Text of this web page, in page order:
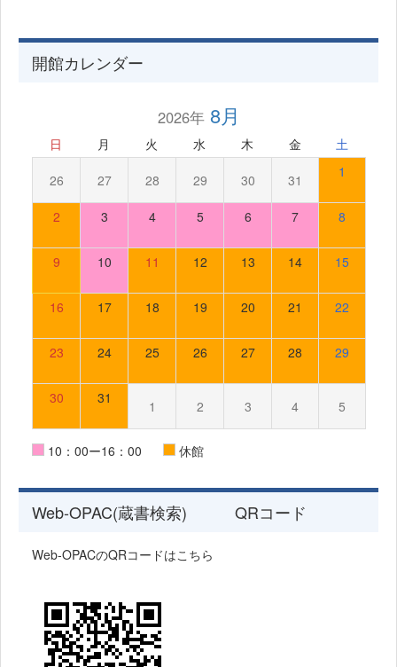
開館カレンダー
2026年8月
日 月 火 水 木 金 土
26 27 28 29 30 31 1
2 3 4 5 6 7 8
9 10 11 12 13 14 15
16 17 18 19 20 21 22
23 24 25 26 27 28 29
30 31 1 2 3 4 5
10：00ー16：00 休館
Web-OPAC(蔵書検索) QRコード
Web-OPACのQRコードはこちら